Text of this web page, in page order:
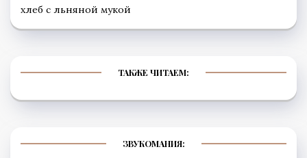
хлеб с льняной мукой
ТАКЖЕ ЧИТАЕМ:
ЗВУКОМАНИЯ: